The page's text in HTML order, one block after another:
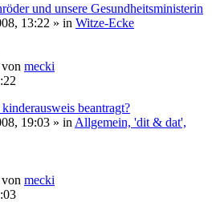
und unsere Gesundheitsministerin
13:22 » in Witze-Ecke
von mecki
beantragt?
19:03 » in Allgemein, 'dit & dat',
von mecki